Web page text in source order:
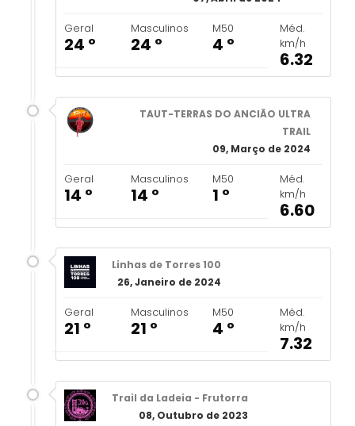
Geral
24 º
Masculinos
24 º
M50
4 º
Méd.
km/h
6.32
TAUT-TERRAS DO ANCIÃO ULTRA
TRAIL
09, Março de 2024
Geral
14 º
Masculinos
14 º
M50
1 º
Méd.
km/h
6.60
Linhas de Torres 100
26, Janeiro de 2024
Geral
21 º
Masculinos
21 º
M50
4 º
Méd.
km/h
7.32
Trail da Ladeia - Frutorra
08, Outubro de 2023